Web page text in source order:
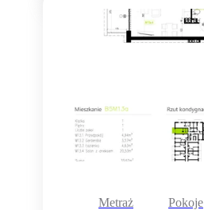
Metraż
Pokoje